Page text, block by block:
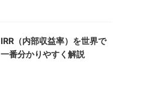
IRR（内部収益率）を世界で
一番分かりやすく解説